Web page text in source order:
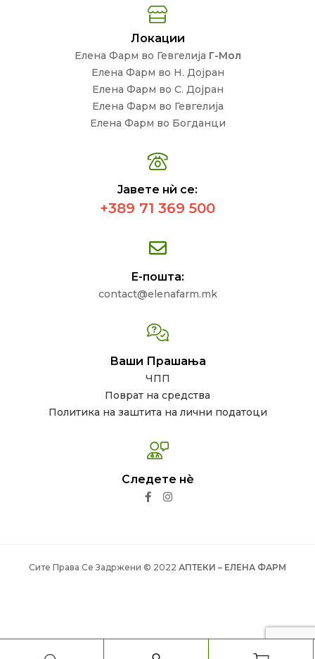
Локации
Елена Фарм во Гевгелија Г-Мол
Елена Фарм во Н. Дојран
Елена Фарм во С. Дојран
Елена Фарм во Гевгелија
Елена Фарм во Богданци
Јавете нѝ се:
+389 71 369 500
Е-пошта:
contact@elenafarm.mk
Ваши Прашања
ЧПП
Поврат на средства
Политика на заштита на лични податоци
Следете нѐ
Сите Права Се Задржени © 2022 АПТЕКИ – ЕЛЕНА ФАРМ